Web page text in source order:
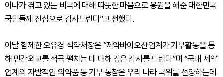
이나가 겪고 있는 비극에 대해 따뜻한 마음으로 응원을 해준 대한민국
국민들께 진심으로 감사드린다”고 전했다.
이날 함께한 오유경 식약처장은 “제약바이오산업계가 기부활동을 통
해 민간외교를 적극 펼치는 데 대해 깊은 감사를 드린다”며 “국내 제약
업계의 자발적인 의약품 등 기부 동참은 우리 나라 국위를 선양하는데